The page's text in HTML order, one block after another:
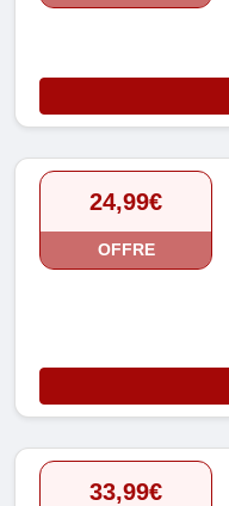
24,99€
OFFRE
33,99€